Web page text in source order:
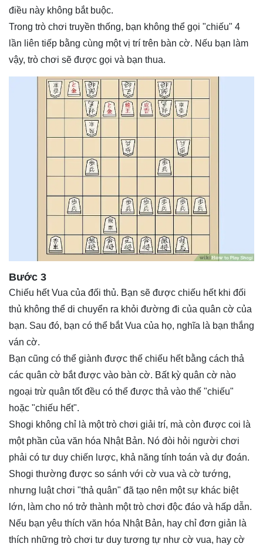
điều này không bắt buộc.
Trong trò chơi truyền thống, bạn không thể gọi "chiếu" 4
lần liên tiếp bằng cùng một vị trí trên bàn cờ. Nếu bạn làm
vậy, trò chơi sẽ được gọi và bạn thua.
Bước 3
Chiếu hết Vua của đối thủ. Bạn sẽ được chiếu hết khi đối
thủ không thể di chuyển ra khỏi đường đi của quân cờ của
bạn. Sau đó, bạn có thể bắt Vua của họ, nghĩa là bạn thắng
ván cờ.
Bạn cũng có thể giành được thế chiếu hết bằng cách thả
các quân cờ bắt được vào bàn cờ. Bất kỳ quân cờ nào
ngoại trừ quân tốt đều có thể được thả vào thế "chiếu"
hoặc "chiếu hết".
Shogi không chỉ là một trò chơi giải trí, mà còn được coi là
một phần của văn hóa Nhật Bản. Nó đòi hỏi người chơi
phải có tư duy chiến lược, khả năng tính toán và dự đoán.
Shogi thường được so sánh với cờ vua và cờ tướng,
nhưng luật chơi "thả quân" đã tạo nên một sự khác biệt
lớn, làm cho nó trở thành một trò chơi độc đáo và hấp dẫn.
Nếu bạn yêu thích văn hóa Nhật Bản, hay chỉ đơn giản là
thích những trò chơi tư duy tương tự như cờ vua, hay cờ